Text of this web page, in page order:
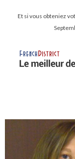
Et si vous obteniez